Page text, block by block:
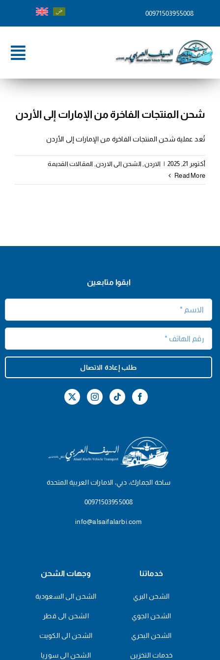
00971503955008
الرئيسية
وجهات الشحن
شحن المنتجات الفاخرة من الإمارات إلى الأردن
تُعد عملية شحن المنتجات الفاخرة من الإمارات إلى الأردن
أكتوبر 21, 2025 | الاردن الشحن الى الاردن المقالات القديمة
Read More
ساحة الجمارك، دبي، الامارات العربية المتحدة
00971503955008
info@alsaifalarbi.com
خدماتنا
الشحن البري
الشحن الجوي
الشحن البحري
خدمات التخزين
وجهات الشحن
الشحن الى السعودية
الشحن الى قطر
الشحن الى الكويت
الشحن الى سوريا
ابقوا متابعين
طلب إعادة الاتصال